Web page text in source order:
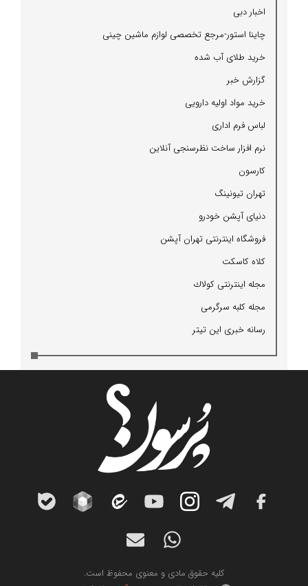
اخبار دبی
چاینا استور-مرجع تخصصی لوازم ماشین چینی
خرید طلای آب شده
گزارش خبر
خرید مواد اولیه دارویی
لباس فرم اداری
نرم افزار ساخت نظرسنجی آنلاین
كارسون
تهران تیونینگ
دنیای آپشن خودرو
فروشگاه اینترنتی تهران آپشن
كلاه كاسكت
مجله اینترنتی كولاك
مجله كلبه سرگرمی
رسانه خبری این تیتر
کلیه حقوق مادی و معنوی محفوظ است.